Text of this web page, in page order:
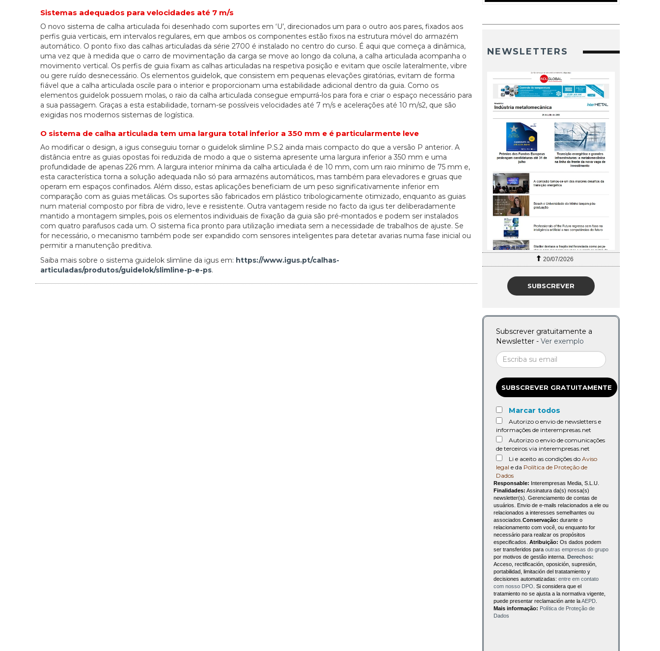
Sistemas adequados para velocidades até 7 m/s
O novo sistema de calha articulada foi desenhado com suportes em ‘U’, direcionados um para o outro aos pares, fixados aos
perfis guia verticais, em intervalos regulares, em que ambos os componentes estão fixos na estrutura móvel do armazém
automático. O ponto fixo das calhas articuladas da série 2700 é instalado no centro do curso. É aqui que começa a dinâmica,
uma vez que à medida que o carro de movimentação da carga se move ao longo da coluna, a calha articulada acompanha o
movimento vertical. Os perfis de guia fixam as calhas articuladas na respetiva posição e evitam que oscile lateralmente, vibre
ou gere ruído desnecessário. Os elementos guidelok, que consistem em pequenas elevações giratórias, evitam de forma
fiável que a calha articulada oscile para o interior e proporcionam uma estabilidade adicional dentro da guia. Como os
elementos guidelok possuem molas, o raio da calha articulada consegue empurrá-los para fora e criar o espaço necessário para
a sua passagem. Graças a esta estabilidade, tornam-se possíveis velocidades até 7 m/s e acelerações até 10 m/s2, que são
exigidas nos modernos sistemas de logística.
O sistema de calha articulada tem uma largura total inferior a 350 mm e é particularmente leve
Ao modificar o design, a igus conseguiu tornar o guidelok slimline P.S.2 ainda mais compacto do que a versão P anterior. A
distância entre as guias opostas foi reduzida de modo a que o sistema apresente uma largura inferior a 350 mm e uma
profundidade de apenas 226 mm. A largura interior mínima da calha articulada é de 10 mm, com um raio mínimo de 75 mm e,
esta característica torna a solução adequada não só para armazéns automáticos, mas também para elevadores e gruas que
operam em espaços confinados. Além disso, estas aplicações beneficiam de um peso significativamente inferior em
comparação com as guias metálicas. Os suportes são fabricados em plástico tribologicamente otimizado, enquanto as guias
num material composto por fibra de vidro, leve e resistente. Outra vantagem reside no facto da igus ter deliberadamente
mantido a montagem simples, pois os elementos individuais de fixação da guia são pré-montados e podem ser instalados
com quatro parafusos cada um. O sistema fica pronto para utilização imediata sem a necessidade de trabalhos de ajuste. Se
for necessário, o mecanismo também pode ser expandido com sensores inteligentes para detetar avarias numa fase inicial ou
permitir a manutenção preditiva.
Saiba mais sobre o sistema guidelok slimline da igus em: https://www.igus.pt/calhas-
articuladas/produtos/guidelok/slimline-p-e-ps.
NEWSLETTERS
20/07/2026 20/07/2026
SUBSCREVER
Subscrever gratuitamente a
Newsletter - Ver exemplo
SUBSCREVER GRATUITAMENTE
Marcar todos
Autorizo o envio de newsletters e
informações de interempresas.net
Autorizo o envio de comunicações
de terceiros via interempresas.net
Li e aceito as condições do Aviso
legal e da Política de Proteção de
Dados
Responsable: Interempresas Media, S.L.U.
Finalidades: Assinatura da(s) nossa(s)
newsletter(s). Gerenciamento de contas de
usuários. Envio de e-mails relacionados a ele ou
relacionados a interesses semelhantes ou
associados. Conservação: durante o
relacionamento com você, ou enquanto for
necessário para realizar os propósitos
especificados. Atribuição: Os dados podem
ser transferidos para outras empresas do grupo
por motivos de gestão interna. Derechos:
Acceso, rectificación, oposición, supresión,
portabilidad, limitación del tratatamiento y
decisiones automatizadas: entre em contato
com nosso DPO . Si considera que el
tratamiento no se ajusta a la normativa vigente,
puede presentar reclamación ante laAEPD
Mais informação: Política de Proteção de
Dados